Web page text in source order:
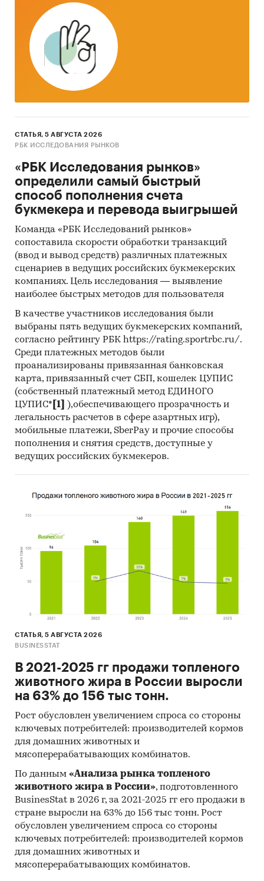
СТАТЬЯ, 5 АВГУСТА 2026
РБК ИССЛЕДОВАНИЯ РЫНКОВ
«РБК Исследования рынков»
определили самый быстрый
способ пополнения счета
букмекера и перевода выигрышей
Команда «РБК Исследований рынков»
сопоставила скорости обработки транзакций
(ввод и вывод средств) различных платежных
сценариев в ведущих российских букмекерских
компаниях. Цель исследования — выявление
наиболее быстрых методов для пользователя
В качестве участников исследования были
выбраны пять ведущих букмекерских компаний,
согласно рейтингу РБК https://rating.sportrbc.ru/.
Среди платежных методов были
проанализированы привязанная банковская
карта, привязанный счет СБП, кошелек ЦУПИС
(собственный платежный метод ЕДИНОГО
ЦУПИС* [1]
),обеспечивающего прозрачность и
легальность расчетов в сфере азартных игр),
мобильные платежи, SberPay и прочие способы
пополнения и снятия средств, доступные у
ведущих российских букмекеров.
СТАТЬЯ, 5 АВГУСТА 2026
BUSINESSTAT
В 2021-2025 гг продажи топленого
животного жира в России выросли
на 63% до 156 тыс тонн.
Рост обусловлен увеличением спроса со стороны
ключевых потребителей: производителей кормов
для домашних животных и
мясоперерабатывающих комбинатов.
По данным «Анализа рынка топленого
животного жира в России», подготовленного
BusinesStat в 2026 г, за 2021-2025 гг его продажи в
стране выросли на 63% до 156 тыс тонн. Рост
обусловлен увеличением спроса со стороны
ключевых потребителей: производителей кормов
для домашних животных и
мясоперерабатывающих комбинатов.